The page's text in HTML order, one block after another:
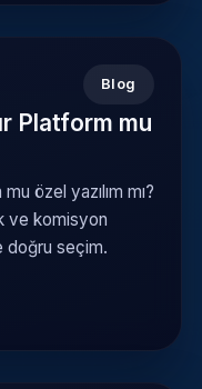
Blog
Platform mu
özel yazılım mı?
ve komisyon
doğru seçim.